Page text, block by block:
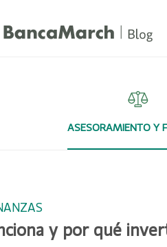
ASESORAMIENTO Y
y por qué